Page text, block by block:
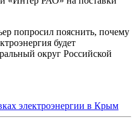
попросил пояснить, почему
будет
округ Российской